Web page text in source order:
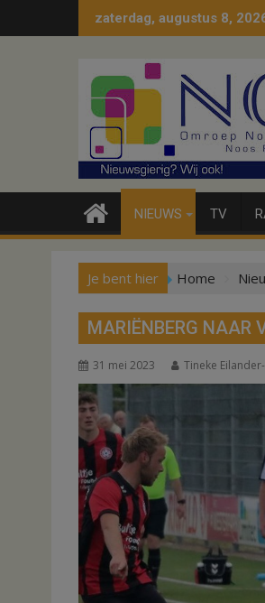
naar
zaterdag, augustus 8,
NIEUWS TV
Je bent hier Home
MARIËNBERG NAAR
31 mei 2023 Tineke